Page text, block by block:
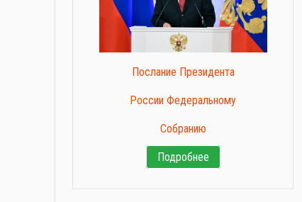
Послание Президента
России Федеральному
Собранию
Подробнее